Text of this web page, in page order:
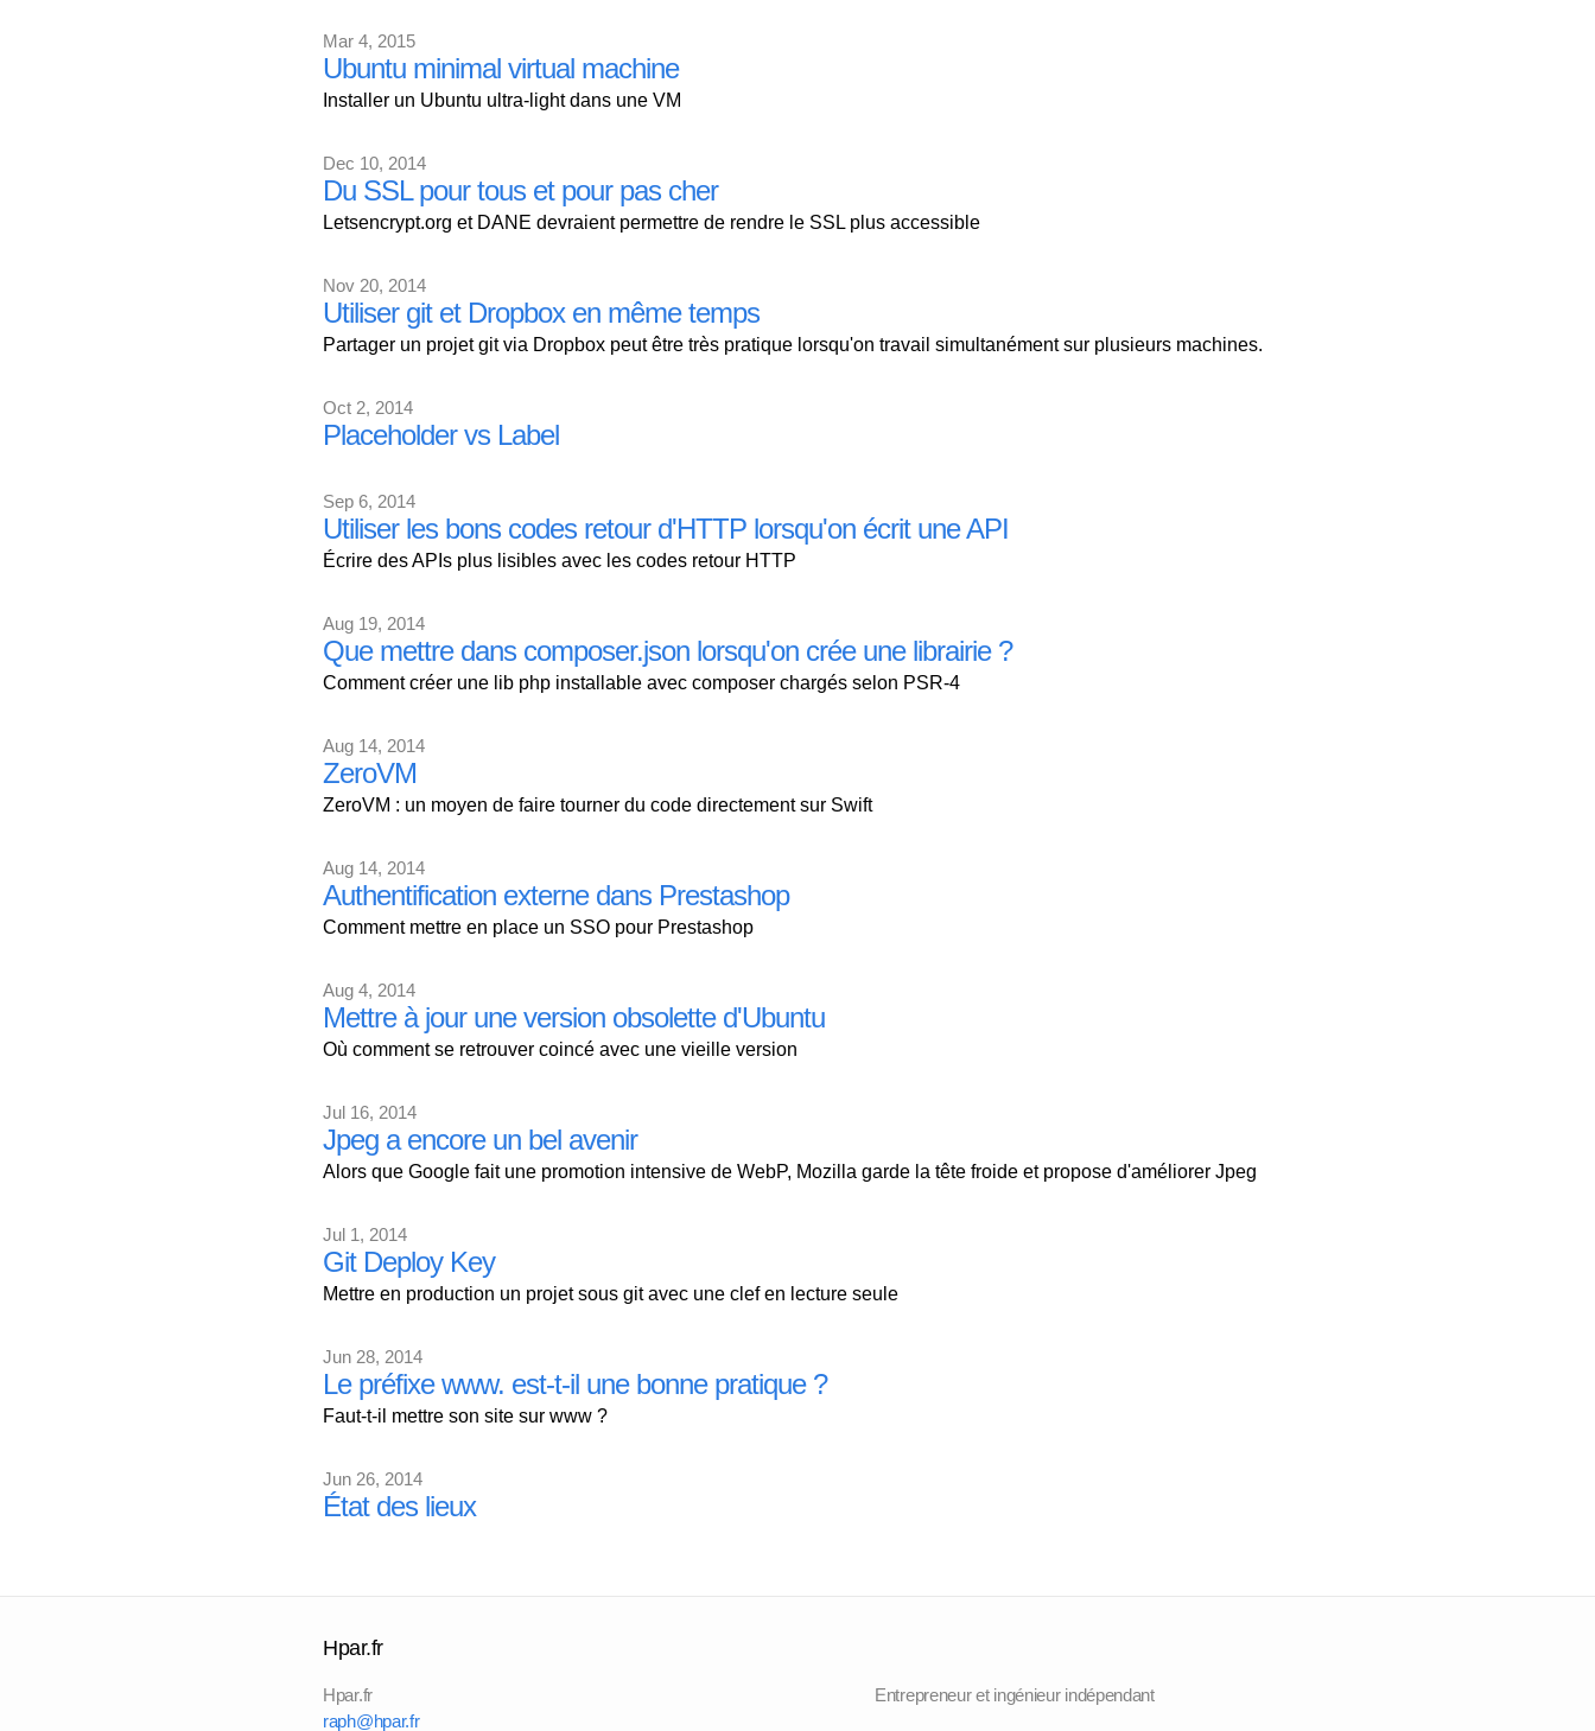
Mar 4, 2015
Ubuntu minimal virtual machine
Installer un Ubuntu ultra-light dans une VM
Dec 10, 2014
Du SSL pour tous et pour pas cher
Letsencrypt.org et DANE devraient permettre de rendre le SSL plus accessible
Nov 20, 2014
Utiliser git et Dropbox en même temps
Partager un projet git via Dropbox peut être très pratique lorsqu'on travail simultanément sur plusieurs machines.
Oct 2, 2014
Placeholder vs Label
Sep 6, 2014
Utiliser les bons codes retour d'HTTP lorsqu'on écrit une API
Écrire des APIs plus lisibles avec les codes retour HTTP
Aug 19, 2014
Que mettre dans composer.json lorsqu'on crée une librairie ?
Comment créer une lib php installable avec composer chargés selon PSR-4
Aug 14, 2014
ZeroVM
ZeroVM : un moyen de faire tourner du code directement sur Swift
Aug 14, 2014
Authentification externe dans Prestashop
Comment mettre en place un SSO pour Prestashop
Aug 4, 2014
Mettre à jour une version obsolette d'Ubuntu
Où comment se retrouver coincé avec une vieille version
Jul 16, 2014
Jpeg a encore un bel avenir
Alors que Google fait une promotion intensive de WebP, Mozilla garde la tête froide et propose d'améliorer Jpeg
Jul 1, 2014
Git Deploy Key
Mettre en production un projet sous git avec une clef en lecture seule
Jun 28, 2014
Le préfixe www. est-t-il une bonne pratique ?
Faut-t-il mettre son site sur www ?
Jun 26, 2014
État des lieux
Hpar.fr
Hpar.fr
raph@hpar.fr
Entrepreneur et ingénieur indépendant